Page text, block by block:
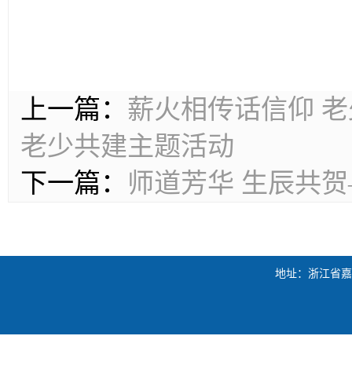
上一篇： 薪火相传话信仰
老少共建主题活动
下一篇： 师道芳华 生辰共
地址：浙江省